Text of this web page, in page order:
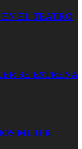
EN EL TEATRO
SE ESTRENA
MUJER